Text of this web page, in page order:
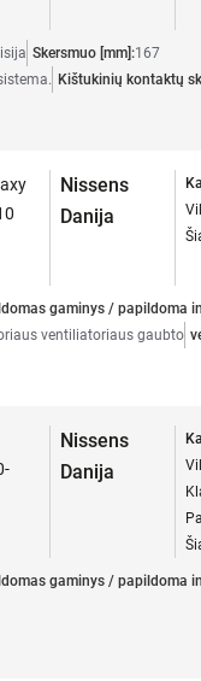
Skersmuo [mm]:167
Kištukinių kontaktų
Nissens
Danija
gaminys / papildoma
ventiliatoriaus gaubto
Nissens
Danija
gaminys / papildoma